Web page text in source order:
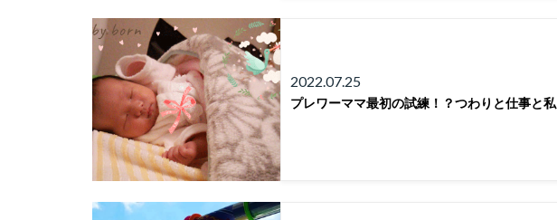
2022.07.25
プレワーママ最初の試練！？つわりと仕事と私